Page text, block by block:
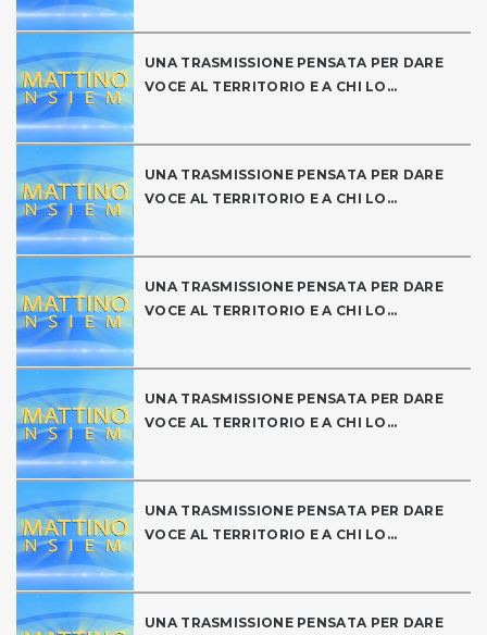
UNA TRASMISSIONE PENSATA PER DARE
VOCE AL TERRITORIO E A CHI LO...
UNA TRASMISSIONE PENSATA PER DARE
VOCE AL TERRITORIO E A CHI LO...
UNA TRASMISSIONE PENSATA PER DARE
VOCE AL TERRITORIO E A CHI LO...
UNA TRASMISSIONE PENSATA PER DARE
VOCE AL TERRITORIO E A CHI LO...
UNA TRASMISSIONE PENSATA PER DARE
VOCE AL TERRITORIO E A CHI LO...
UNA TRASMISSIONE PENSATA PER DARE